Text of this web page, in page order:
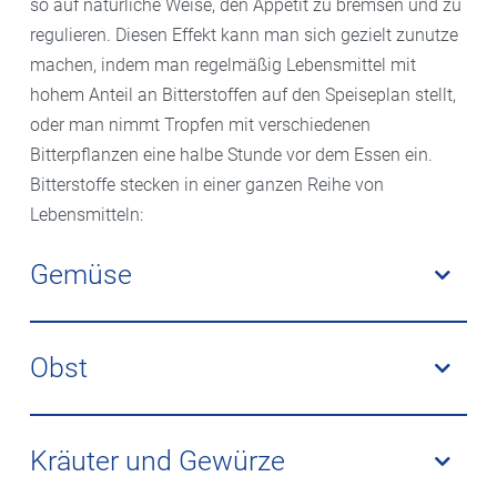
so auf natürliche Weise, den Appetit zu bremsen und zu
regulieren. Diesen Effekt kann man sich gezielt zunutze
machen, indem man regelmäßig Lebensmittel mit
hohem Anteil an Bitterstoffen auf den Speiseplan stellt,
oder man nimmt Tropfen mit verschiedenen
Bitterpflanzen eine halbe Stunde vor dem Essen ein.
Bitterstoffe stecken in einer ganzen Reihe von
Lebensmitteln:
Gemüse
Chicorée, Radicchio, Endivie, Brokkoli, Rosenkohl,
Rucola, Linsen, Kohlrabi, Artischocken
Obst
Grapefruit – nur in Sorten mit gelber Schale
Äpfel – vor allem alte Sorten wie Boskoop
Kräuter und Gewürze